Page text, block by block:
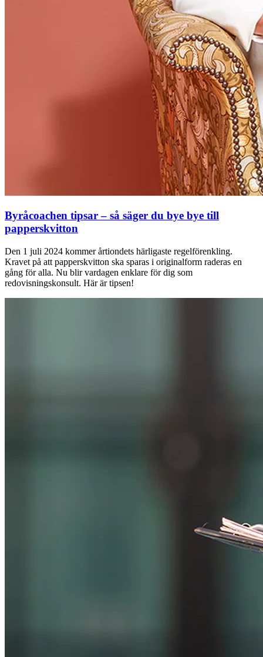
Byråcoachen tipsar – så säger du bye bye till
papperskvitton
Den 1 juli 2024 kommer årtiondets härligaste regelförenkling.
Kravet på att papperskvitton ska sparas i originalform raderas en
gång för alla. Nu blir vardagen enklare för dig som
redovisningskonsult. Här är tipsen!